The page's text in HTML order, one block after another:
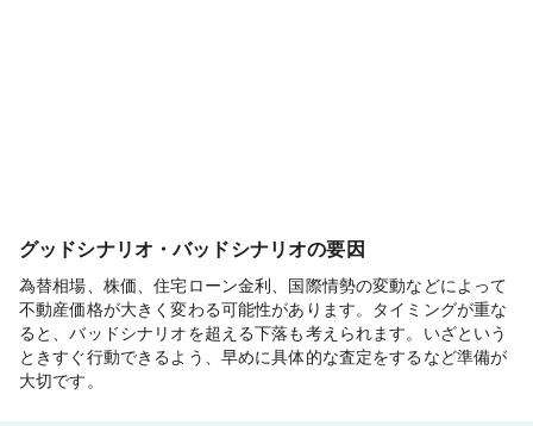
グッドシナリオ・バッドシナリオの要因
為替相場、株価、住宅ローン金利、国際情勢の変動などによって
不動産価格が大きく変わる可能性があります。タイミングが重な
ると、バッドシナリオを超える下落も考えられます。いざという
ときすぐ行動できるよう、早めに具体的な査定をするなど準備が
大切です。